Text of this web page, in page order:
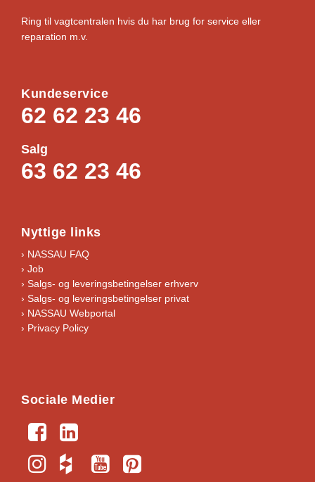
Ring til vagtcentralen hvis du har brug for service eller
reparation m.v.
Kundeservice
62 62 23 46
Salg
63 62 23 46
Nyttige links
› NASSAU FAQ
› Job
› Salgs- og leveringsbetingelser erhverv
› Salgs- og leveringsbetingelser privat
› NASSAU Webportal
› Privacy Policy
Sociale Medier